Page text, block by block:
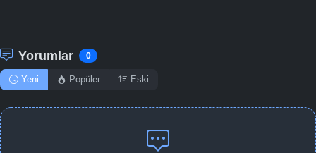
Yorumlar 0
Yeni Popüler Eski